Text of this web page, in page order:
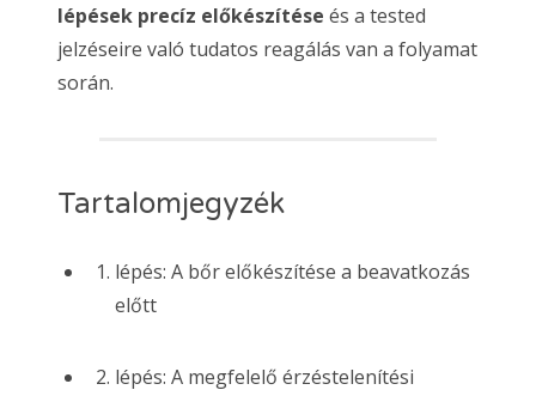
lépések precíz előkészítése és a tested
jelzéseire való tudatos reagálás van a folyamat
során.
Tartalomjegyzék
lépés: A bőr előkészítése a beavatkozás
előtt
lépés: A megfelelő érzéstelenítési